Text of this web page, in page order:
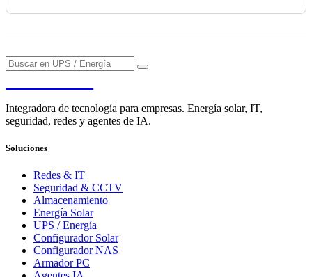
Integradora de tecnología para empresas. Energía solar, IT,
seguridad, redes y agentes de IA.
Soluciones
Redes & IT
Seguridad & CCTV
Almacenamiento
Energía Solar
UPS / Energía
Configurador Solar
Configurador NAS
Armador PC